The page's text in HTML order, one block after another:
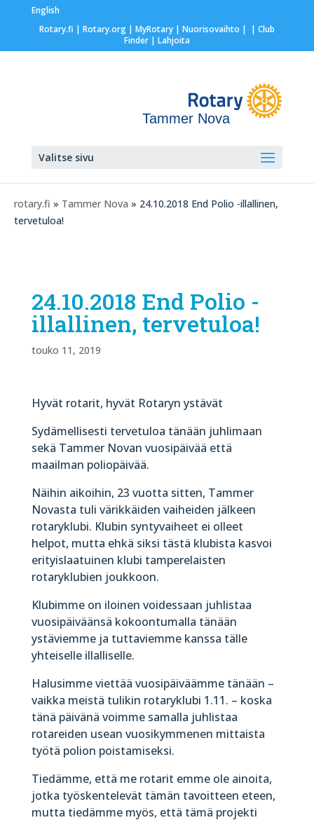
English
Rotary.fi | Rotary.org| MyRotary | Nuorisovaihto | | Club
Finder| Lahjoita
Tammer Nova
Valitse sivu
rotary.fi » Tammer Nova » 24.10.2018 End Polio -illallinen,
tervetuloa!
24.10.2018 End Polio -
illallinen, tervetuloa!
touko 11, 2019
Hyvät rotarit, hyvät Rotaryn ystävät
Sydämellisesti tervetuloa tänään juhlimaan
sekä Tammer Novan vuosipäivää että
maailman poliopäivää.
Näihin aikoihin, 23 vuotta sitten, Tammer
Novasta tuli värikkäiden vaiheiden jälkeen
rotaryklubi. Klubin syntyvaiheet ei olleet
helpot, mutta ehkä siksi tästä klubista kasvoi
erityislaatuinen klubi tamperelaisten
rotaryklubien joukkoon.
Klubimme on iloinen voidessaan juhlistaa
vuosipäiväänsä kokoontumalla tänään
ystäviemme ja tuttaviemme kanssa tälle
yhteiselle illalliselle.
Halusimme viettää vuosipäiväämme tänään –
vaikka meistä tulikin rotaryklubi 1.11. – koska
tänä päivänä voimme samalla juhlistaa
rotareiden usean vuosikymmenen mittaista
työtä polion poistamiseksi.
Tiedämme, että me rotarit emme ole ainoita,
jotka työskentelevät tämän tavoitteen eteen,
mutta tiedämme myös, että tämä projekti